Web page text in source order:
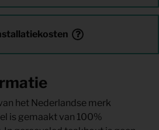
het Nederlandse merk
is gemaakt van 100%